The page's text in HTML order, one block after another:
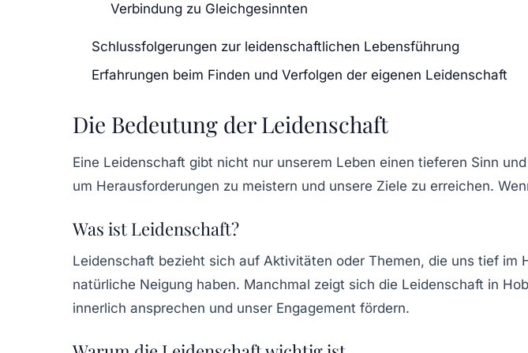
Verbindung zu Gleichgesinnten
Schlussfolgerungen zur leidenschaftlichen Lebensführung
Erfahrungen beim Finden und Verfolgen der eigenen Leidenschaft
Die Bedeutung der Leidenschaft
Eine Leidenschaft gibt nicht nur unserem Leben einen tieferen Sinn
um Herausforderungen zu meistern und unsere Ziele zu erreichen.
Was ist Leidenschaft?
Leidenschaft bezieht sich auf Aktivitäten oder Themen, die uns tief im
natürliche Neigung haben. Manchmal zeigt sich die Leidenschaft in
innerlich ansprechen und unser Engagement fördern.